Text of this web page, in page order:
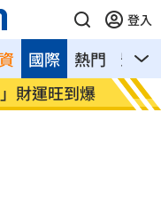
登入
熱門 影音
國際
財運旺到爆 白海